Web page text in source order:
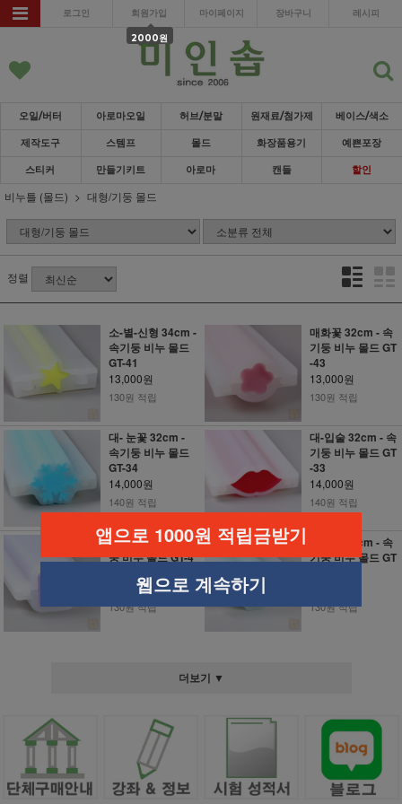
로그인 회원가입
2000원
마이페이지 장바구니 레시피
오일/버터 아로마오일 허브/분말 원재료/첨가제 베이스/색소
제작도구 스템프 몰드 화장품용기 예쁜포장
스티커 만들기키트 아로마 캔들 할인
비누틀 (몰드) 대형/기둥 몰드
정렬
소-별-신형 34cm -
속기둥 비누 몰드
GT-41
13,000원
130원 적립
매화꽃 32cm - 속
기둥 비누 몰드 GT
-43
13,000원
130원 적립
대- 눈꽃 32cm -
속기둥 비누 몰드
GT-34
14,000원
140원 적립
대-입술 32cm - 속
기둥 비누 몰드 GT
-33
14,000원
140원 적립
사각 32cm - 속기
둥 비누 몰드 GT-4
13,000원
130원 적립
선인장 32cm - 속
기둥 비누 몰드 GT
130원 적립
더보기 ▼
앱으로 1000원 적립금받기
웹으로 계속하기